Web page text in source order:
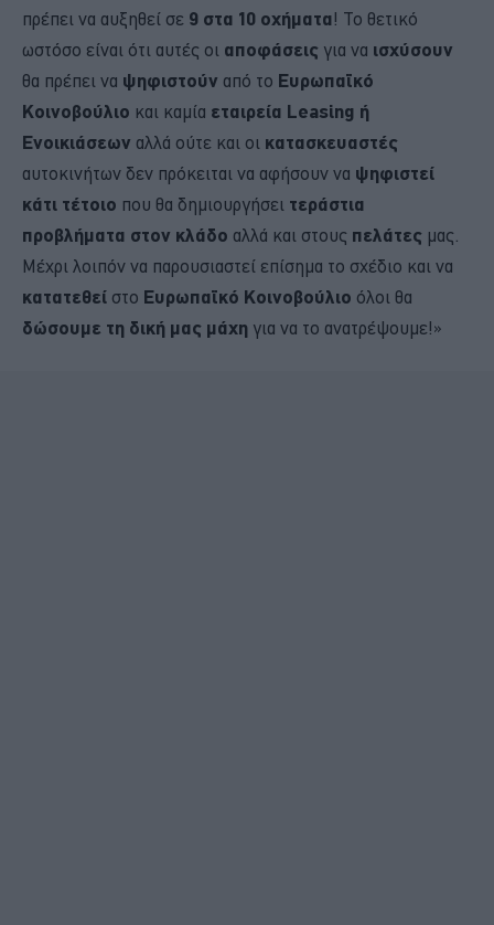
πρέπει να αυξηθεί σε 9 στα 10 οχήματα! Το θετικό
ωστόσο είναι ότι αυτές οι αποφάσεις για να ισχύσουν
θα πρέπει να ψηφιστούν από το Ευρωπαϊκό
Κοινοβούλιο και καμία εταιρεία Leasing ή
Ενοικιάσεων αλλά ούτε και οι κατασκευαστές
αυτοκινήτων δεν πρόκειται να αφήσουν να ψηφιστεί
κάτι τέτοιο που θα δημιουργήσει τεράστια
προβλήματα στον κλάδο αλλά και στους πελάτες μας.
Μέχρι λοιπόν να παρουσιαστεί επίσημα το σχέδιο και να
κατατεθεί στο Ευρωπαϊκό Κοινοβούλιο όλοι θα
δώσουμε τη δική μας μάχη για να το ανατρέψουμε!»